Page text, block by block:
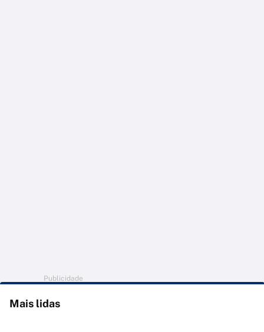
Publicidade
Mais lidas